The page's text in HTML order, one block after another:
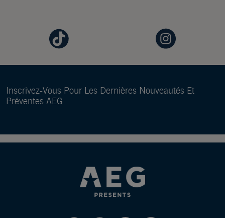
Inscrivez-Vous Pour Les Dernières Nouveautés Et
Préventes AEG